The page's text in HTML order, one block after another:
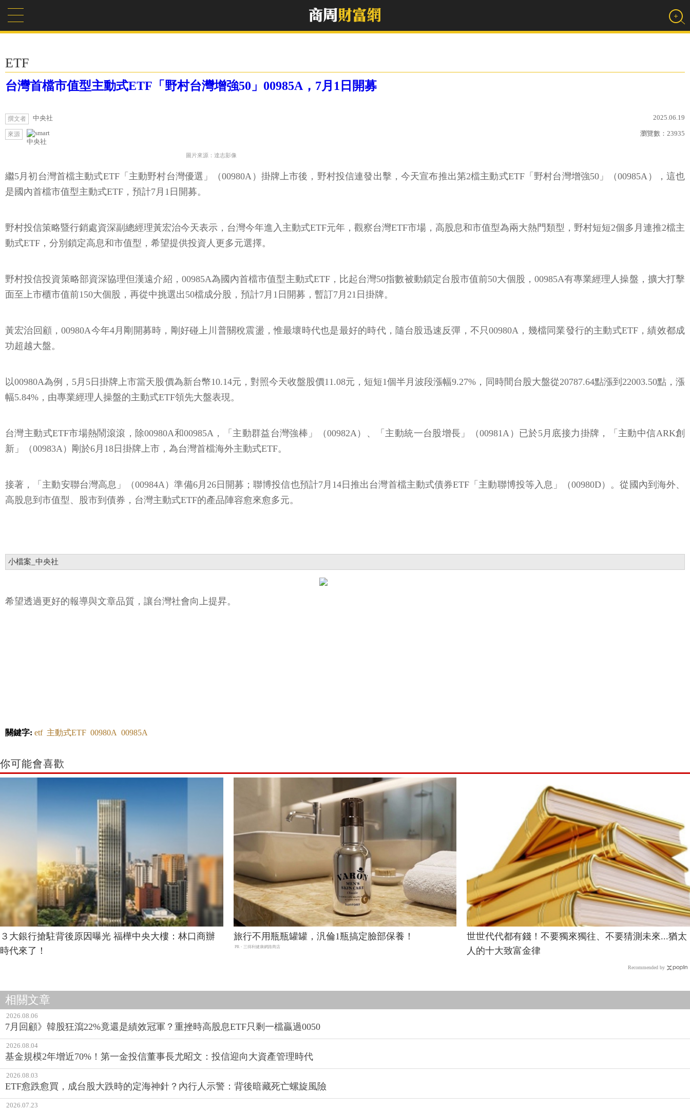
ETF
台灣首檔市值型主動式ETF「野村台灣增強50」00985A，7月1日開募
撰文者 中央社 2025.06.19
來源
中央社
瀏覽數： 23935
圖片來源：達志影像
繼5月初台灣首檔主動式ETF「主動野村台灣優選」（00980A）掛牌上市後，野村投信連發出擊，今天宣布推出第2檔主動式ETF「野村台灣增強50」（00985A），這也
是國內首檔市值型主動式ETF，預計7月1日開募。
野村投信策略暨行銷處資深副總經理黃宏治今天表示，台灣今年進入主動式ETF元年，觀察台灣ETF市場，高股息和市值型為兩大熱門類型，野村短短2個多月連推2檔主
動式ETF，分別鎖定高息和市值型，希望提供投資人更多元選擇。
野村投信投資策略部資深協理但漢遠介紹，00985A為國內首檔市值型主動式ETF，比起台灣50指數被動鎖定台股市值前50大個股，00985A有專業經理人操盤，擴大打擊
面至上市櫃市值前150大個股，再從中挑選出50檔成分股，預計7月1日開募，暫訂7月21日掛牌。
黃宏治回顧，00980A今年4月剛開募時，剛好碰上川普關稅震盪，惟最壞時代也是最好的時代，隨台股迅速反彈，不只00980A，幾檔同業發行的主動式ETF，績效都成
功超越大盤。
以00980A為例，5月5日掛牌上市當天股價為新台幣10.14元，對照今天收盤股價11.08元，短短1個半月波段漲幅9.27%，同時間台股大盤從20787.64點漲到22003.50點，漲
幅5.84%，由專業經理人操盤的主動式ETF領先大盤表現。
台灣主動式ETF市場熱鬧滾滾，除00980A和00985A，「主動群益台灣強棒」（00982A）、「主動統一台股增長」（00981A）已於5月底接力掛牌，「主動中信ARK創
新」（00983A）剛於6月18日掛牌上市，為台灣首檔海外主動式ETF。
接著，「主動安聯台灣高息」（00984A）準備6月26日開募；聯博投信也預計7月14日推出台灣首檔主動式債券ETF「主動聯博投等入息」（00980D）。從國內到海外、
高股息到市值型、股市到債券，台灣主動式ETF的產品陣容愈來愈多元。
小檔案_中央社
希望透過更好的報導與文章品質，讓台灣社會向上提昇。
關鍵字: etf 主動式ETF 00980A 00985A
你可能會喜歡
３大銀行搶駐背後原因曝光 福樺中央大樓：林口商辦
時代來了！
旅行不用瓶瓶罐罐，汎倫1瓶搞定臉部保養！
PR・三得利健康網路商店
世世代代都有錢！不要獨來獨往、不要猜測未來...猶太
人的十大致富金律
Recommended by
相關文章
2026.08.06
7月回顧》韓股狂瀉22%竟還是績效冠軍？重挫時高股息ETF只剩一檔贏過0050
2026.08.04
基金規模2年增近70%！第一金投信董事長尤昭文：投信迎向大資產管理時代
2026.08.03
ETF愈跌愈買，成台股大跌時的定海神針？內行人示警：背後暗藏死亡螺旋風險
2026.07.23